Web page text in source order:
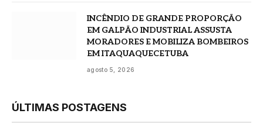
INCÊNDIO DE GRANDE PROPORÇÃO
EM GALPÃO INDUSTRIAL ASSUSTA
MORADORES E MOBILIZA BOMBEIROS
EM ITAQUAQUECETUBA
agosto 5, 2026
ÚLTIMAS POSTAGENS